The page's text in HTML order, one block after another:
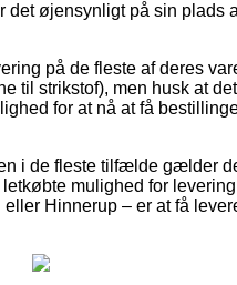
det øjensynligt på sin plads
på de fleste af deres
til strikstof), men husk at
for at nå at få
i de fleste tilfælde gælder
mulighed for
Hinnerup – er at få